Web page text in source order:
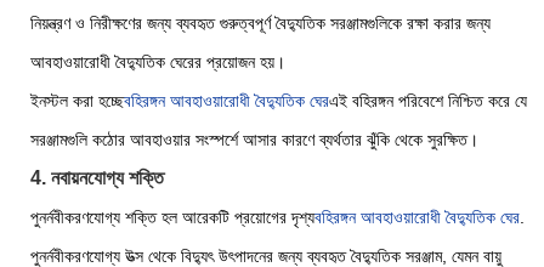
নিয়ন্ত্রণ ও নিরীক্ষণের জন্য ব্যবহৃত গুরুত্বপূর্ণ বৈদ্যুতিক সরঞ্জামগুলিকে রক্ষা করার জন্য
আবহাওয়ারোধী বৈদ্যুতিক ঘেরের প্রয়োজন হয়।
ইনস্টল করা হচ্ছেবহিরঙ্গন আবহাওয়ারোধী বৈদ্যুতিক ঘেরএই বহিরঙ্গন পরিবেশে নিশ্চিত করে যে
সরঞ্জামগুলি কঠোর আবহাওয়ার সংস্পর্শে আসার কারণে ব্যর্থতার ঝুঁকি থেকে সুরক্ষিত।
4. নবায়নযোগ্য শক্তি
পুনর্নবীকরণযোগ্য শক্তি হল আরেকটি প্রয়োগের দৃশ্যবহিরঙ্গন আবহাওয়ারোধী বৈদ্যুতিক ঘের
পুনর্নবীকরণযোগ্য উত্স থেকে বিদ্যুৎ উৎপাদনের জন্য ব্যবহৃত বৈদ্যুতিক সরঞ্জাম, যেমন বায়ু